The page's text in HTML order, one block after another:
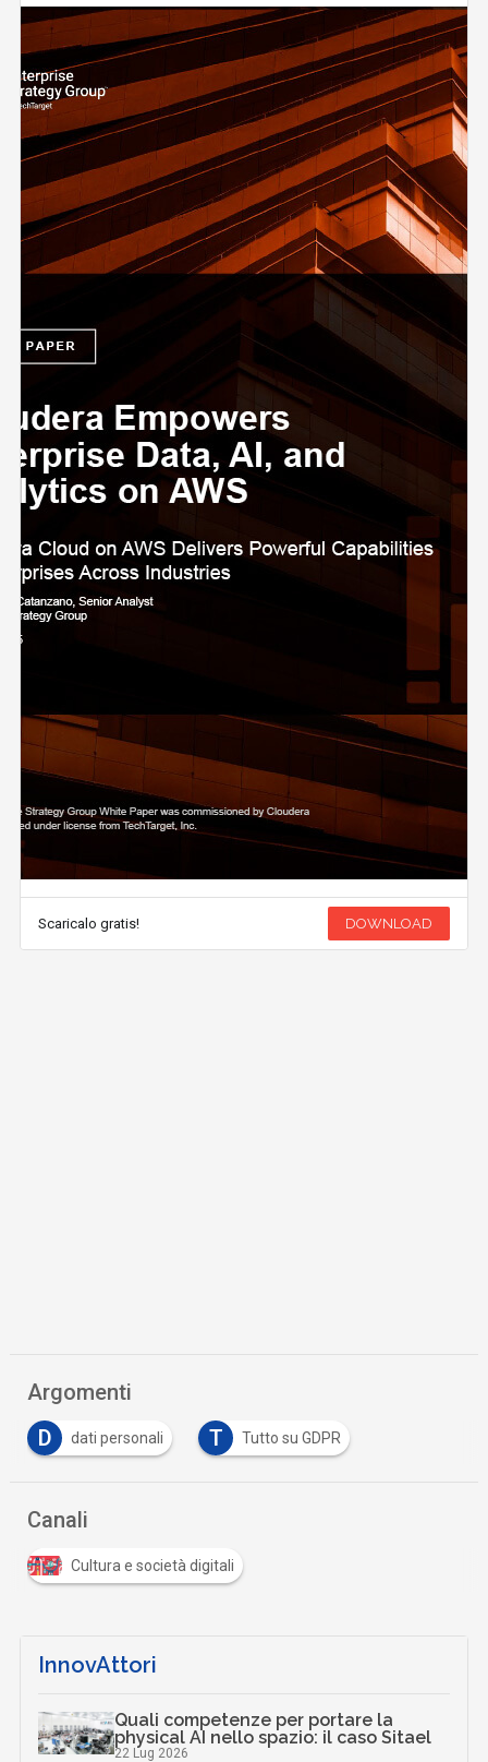
Scaricalo gratis! DOWNLOAD
Argomenti
D
dati personali T Tutto su GDPR
Canali
Cultura e società digitali
InnovAttori
Quali competenze per portare la
physical AI nello spazio: il caso Sitael
22 Lug 2026